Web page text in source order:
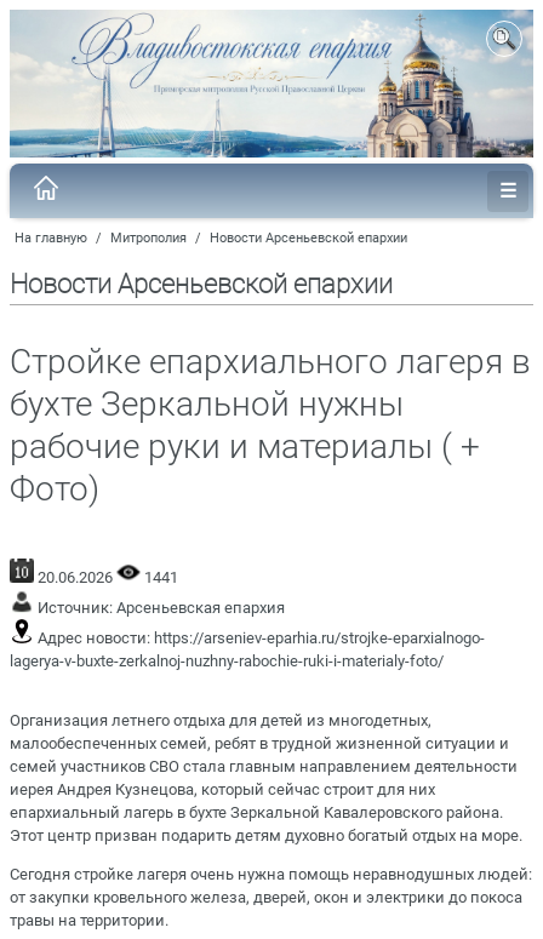
На главную / Митрополия / Новости Арсеньевской епархии
Новости Арсеньевской епархии
Стройке епархиального лагеря в
бухте Зеркальной нужны
рабочие руки и материалы ( +
Фото)
20.06.2026
1441
Источник: Арсеньевская епархия
Адрес новости: https://arseniev-eparhia.ru/strojke-eparxialnogo-
lagerya-v-buxte-zerkalnoj-nuzhny-rabochie-ruki-i-materialy-foto/
Организация летнего отдыха для детей из многодетных,
малообеспеченных семей, ребят в трудной жизненной ситуации и
семей участников СВО стала главным направлением деятельности
иерея Андрея Кузнецова, который сейчас строит для них
епархиальный лагерь в бухте Зеркальной Кавалеровского района.
Этот центр призван подарить детям духовно богатый отдых на море.
Сегодня стройке лагеря очень нужна помощь неравнодушных людей:
от закупки кровельного железа, дверей, окон и электрики до покоса
травы на территории.